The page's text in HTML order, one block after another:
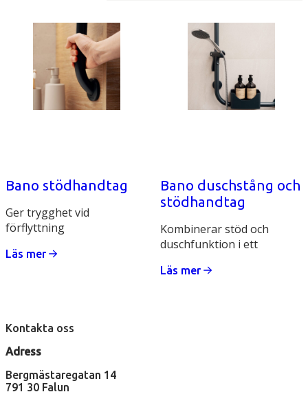
filter
Bano stödhandtag
Ger trygghet vid
förflyttning
Läs mer
Bano duschstång och
stödhandtag
Kombinerar stöd och
duschfunktion i ett
Läs mer
Kontakta oss
Adress
Bergmästaregatan 14
791 30 Falun